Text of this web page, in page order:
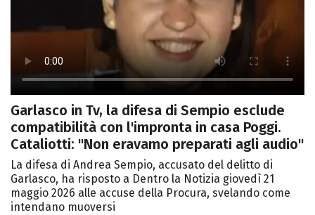
Garlasco in Tv, la difesa di Sempio esclude
compatibilità con l'impronta in casa Poggi.
Cataliotti: "Non eravamo preparati agli audio"
La difesa di Andrea Sempio, accusato del delitto di
Garlasco, ha risposto a Dentro la Notizia giovedì 21
maggio 2026 alle accuse della Procura, svelando come
intendano muoversi